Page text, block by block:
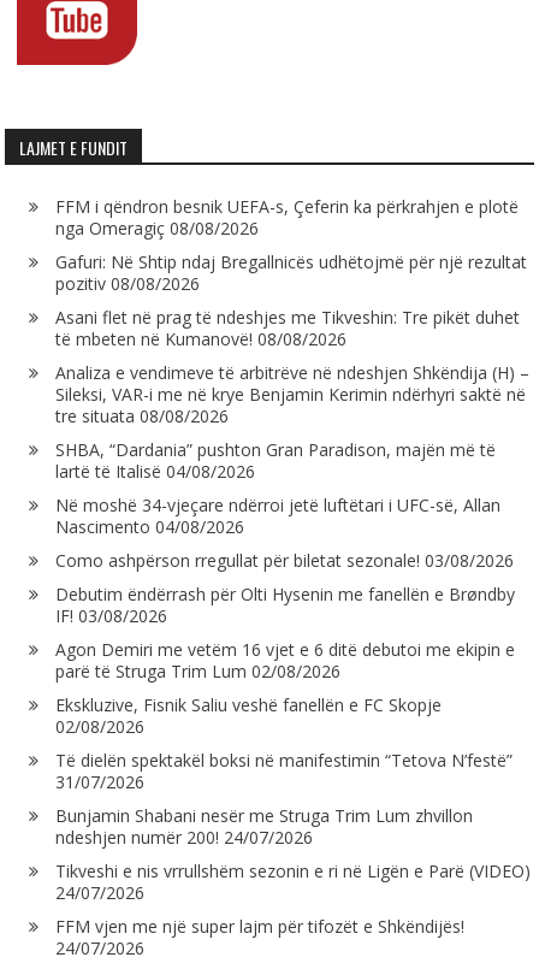
LAJMET E FUNDIT
FFM i qëndron besnik UEFA-s, Çeferin ka përkrahjen e plotë
nga Omeragiç 08/08/2026
Gafuri: Në Shtip ndaj Bregallnicës udhëtojmë për një rezultat
pozitiv 08/08/2026
Asani flet në prag të ndeshjes me Tikveshin: Tre pikët duhet
të mbeten në Kumanovë! 08/08/2026
Analiza e vendimeve të arbitrëve në ndeshjen Shkëndija (H) –
Sileksi, VAR-i me në krye Benjamin Kerimin ndërhyri saktë në
tre situata 08/08/2026
SHBA, “Dardania” pushton Gran Paradison, majën më të
lartë të Italisë 04/08/2026
Në moshë 34-vjeçare ndërroi jetë luftëtari i UFC-së, Allan
Nascimento 04/08/2026
Como ashpërson rregullat për biletat sezonale! 03/08/2026
Debutim ëndërrash për Olti Hysenin me fanellën e Brøndby
IF! 03/08/2026
Agon Demiri me vetëm 16 vjet e 6 ditë debutoi me ekipin e
parë të Struga Trim Lum 02/08/2026
Ekskluzive, Fisnik Saliu veshë fanellën e FC Skopje
02/08/2026
Të dielën spektakël boksi në manifestimin “Tetova N’festë”
31/07/2026
Bunjamin Shabani nesër me Struga Trim Lum zhvillon
ndeshjen numër 200! 24/07/2026
Tikveshi e nis vrrullshëm sezonin e ri në Ligën e Parë (VIDEO)
24/07/2026
FFM vjen me një super lajm për tifozët e Shkëndijës!
24/07/2026